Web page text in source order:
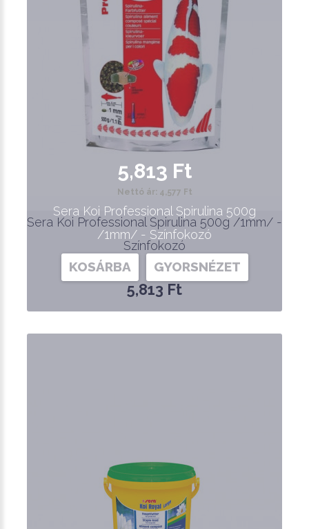
Sera Koi Professional Spirulina 500g /1mm/ -
Színfokozó
5,813 Ft
5,813 Ft
Nettó ár: 4,577 Ft
Sera Koi Professional Spirulina 500g
/1mm/ - Színfokozó
KOSÁRBA GYORSNÉZET